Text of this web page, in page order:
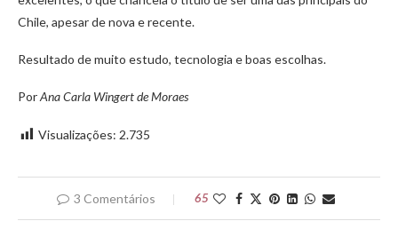
Chile, apesar de nova e recente.
Resultado de muito estudo, tecnologia e boas escolhas.
PorAna Carla Wingert de Moraes
Visualizações: 2.735
3 Comentários 65